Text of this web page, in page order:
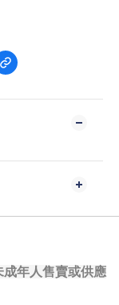
年人售賣或供應